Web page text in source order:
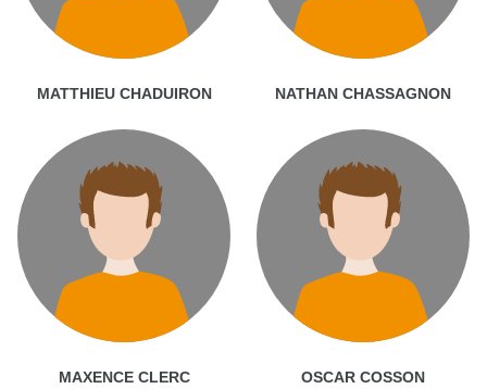
MATTHIEU CHADUIRON NATHAN CHASSAGNON
MAXENCE CLERC OSCAR COSSON